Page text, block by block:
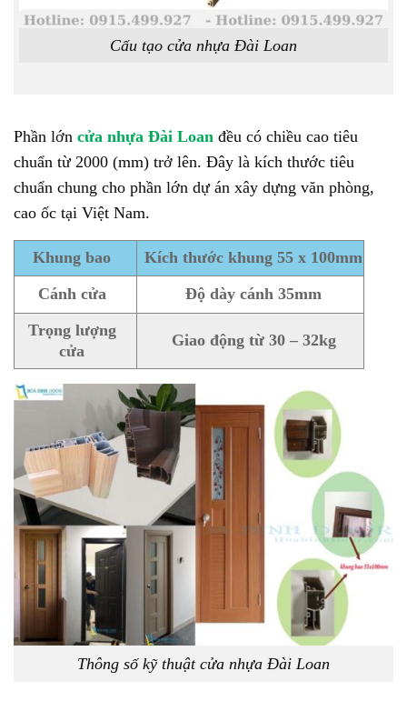
Cấu tạo cửa nhựa Đài Loan
Phần lớn cửa nhựa Đài Loan đều có chiều cao tiêu
chuẩn từ 2000 (mm) trở lên. Đây là kích thước tiêu
chuẩn chung cho phần lớn dự án xây dựng văn phòng,
cao ốc tại Việt Nam.
Khung bao
Kích thước khung 55 x 100mm
Cánh cửa
Độ dày cánh 35mm
Trọng lượng
cửa
Giao động từ 30 – 32kg
Thông số kỹ thuật cửa nhựa Đài Loan